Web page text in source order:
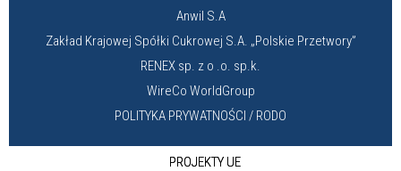
Anwil S.A
Zakład Krajowej Spółki Cukrowej S.A. „Polskie Przetwory”
RENEX sp. z o .o. sp.k.
WireCo WorldGroup
POLITYKA PRYWATNOŚCI / RODO
PROJEKTY UE